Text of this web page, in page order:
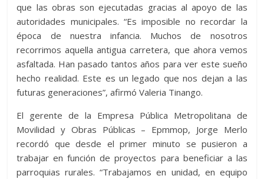
que las obras son ejecutadas gracias al apoyo de las
autoridades municipales. “Es imposible no recordar la
época de nuestra infancia. Muchos de nosotros
recorrimos aquella antigua carretera, que ahora vemos
asfaltada. Han pasado tantos años para ver este sueño
hecho realidad. Este es un legado que nos dejan a las
futuras generaciones”, afirmó Valeria Tinango.
El gerente de la Empresa Pública Metropolitana de
Movilidad y Obras Públicas – Epmmop, Jorge Merlo
recordó que desde el primer minuto se pusieron a
trabajar en función de proyectos para beneficiar a las
parroquias rurales. “Trabajamos en unidad, en equipo